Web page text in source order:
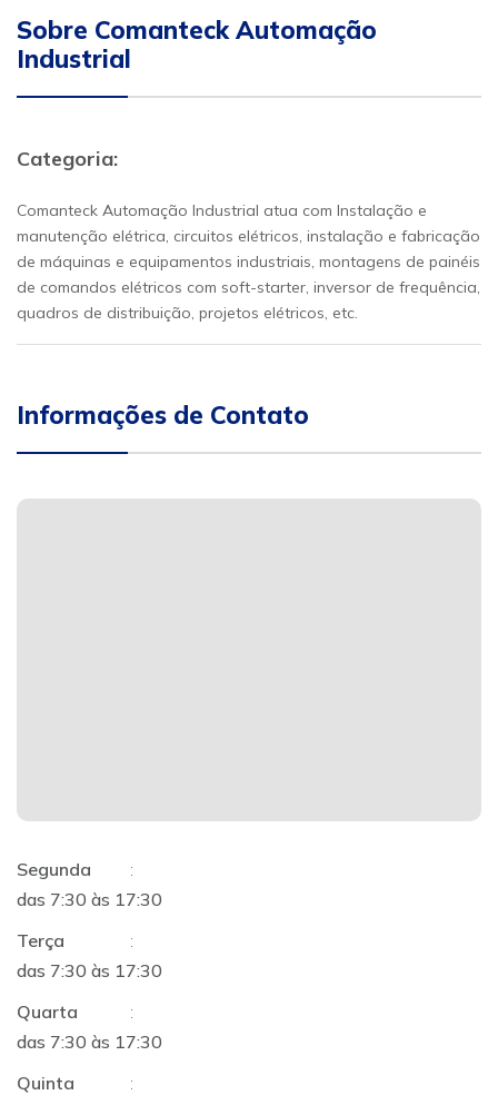
Sobre Comanteck Automação
Industrial
Categoria:
Comanteck Automação Industrial atua com Instalação e
manutenção elétrica, circuitos elétricos, instalação e fabricação
de máquinas e equipamentos industriais, montagens de painéis
de comandos elétricos com soft-starter, inversor de frequência,
quadros de distribuição, projetos elétricos, etc.
Informações de Contato
Segunda
:
das 7:30 às 17:30
Terça
:
das 7:30 às 17:30
Quarta
:
das 7:30 às 17:30
Quinta
: